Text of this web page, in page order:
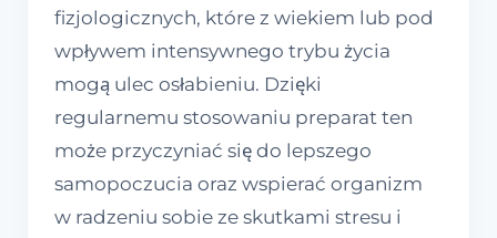
fizjologicznych, które z wiekiem lub pod
wpływem intensywnego trybu życia
mogą ulec osłabieniu. Dzięki
regularnemu stosowaniu preparat ten
może przyczyniać się do lepszego
samopoczucia oraz wspierać organizm
w radzeniu sobie ze skutkami stresu i